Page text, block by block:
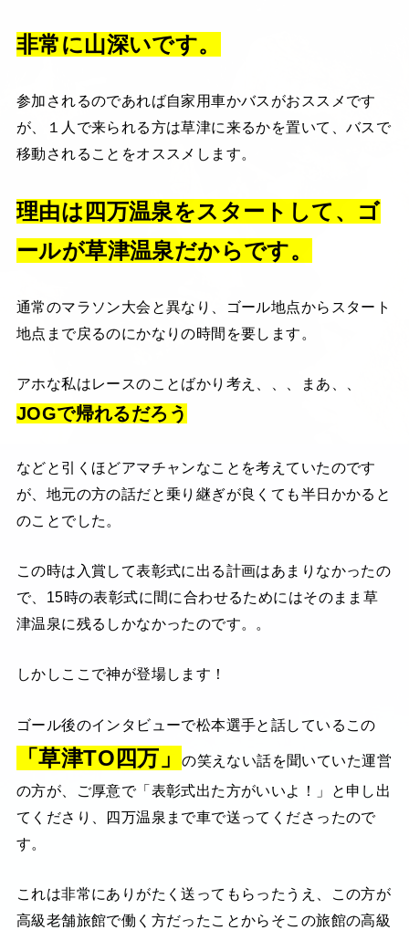
非常に山深いです。
参加されるのであれば自家用車かバスがおススメです
が、１人で来られる方は草津に来るかを置いて、バスで
移動されることをオススメします。
理由は四万温泉をスタートして、ゴ
ールが草津温泉だからです。
通常のマラソン大会と異なり、ゴール地点からスタート
地点まで戻るのにかなりの時間を要します。
アホな私はレースのことばかり考え、、、まあ、、
JOGで帰れるだろう
などと引くほどアマチャンなことを考えていたのです
が、地元の方の話だと乗り継ぎが良くても半日かかると
のことでした。
この時は入賞して表彰式に出る計画はあまりなかったの
で、15時の表彰式に間に合わせるためにはそのまま草
津温泉に残るしかなかったのです。。
しかしここで神が登場します！
ゴール後のインタビューで松本選手と話しているこの
「草津TO四万」の笑えない話を聞いていた運営
の方が、ご厚意で「表彰式出た方がいいよ！」と申し出
てくださり、四万温泉まで車で送ってくださったので
す。
これは非常にありがたく送ってもらったうえ、この方が
高級老舗旅館で働く方だったことからそこの旅館の高級